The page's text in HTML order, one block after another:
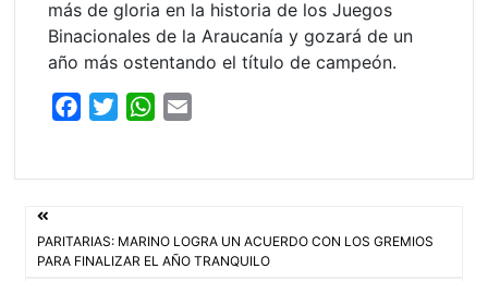
más de gloria en la historia de los Juegos
Binacionales de la Araucanía y gozará de un
año más ostentando el título de campeón.
o
e
W
A
Navegación
de
PARITARIAS: MARINO LOGRA UN ACUERDO CON LOS GREMIOS
PARA FINALIZAR EL AÑO TRANQUILO